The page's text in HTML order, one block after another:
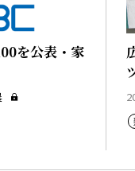
を公表・家